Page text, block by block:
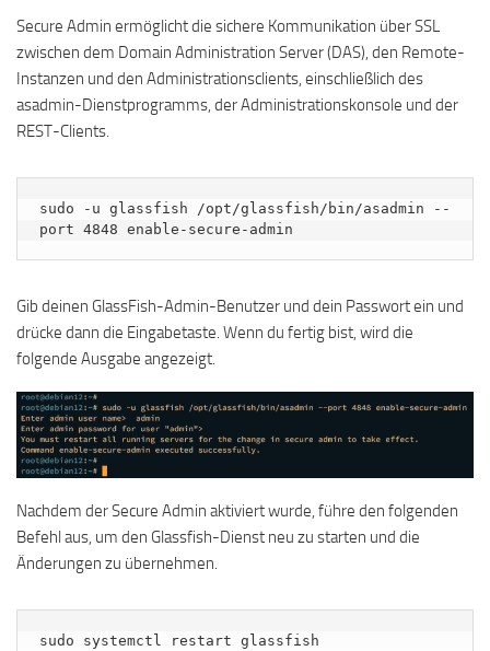
Secure Admin ermöglicht die sichere Kommunikation über SSL
zwischen dem Domain Administration Server (DAS), den Remote-
Instanzen und den Administrationsclients, einschließlich des
asadmin-Dienstprogramms, der Administrationskonsole und der
REST-Clients.
sudo -u glassfish /opt/glassfish/bin/asadmin --
port 4848 enable-secure-admin
Gib deinen GlassFish-Admin-Benutzer und dein Passwort ein und
drücke dann die Eingabetaste. Wenn du fertig bist, wird die
folgende Ausgabe angezeigt.
Nachdem der Secure Admin aktiviert wurde, führe den folgenden
Befehl aus, um den Glassfish-Dienst neu zu starten und die
Änderungen zu übernehmen.
sudo systemctl restart glassfish